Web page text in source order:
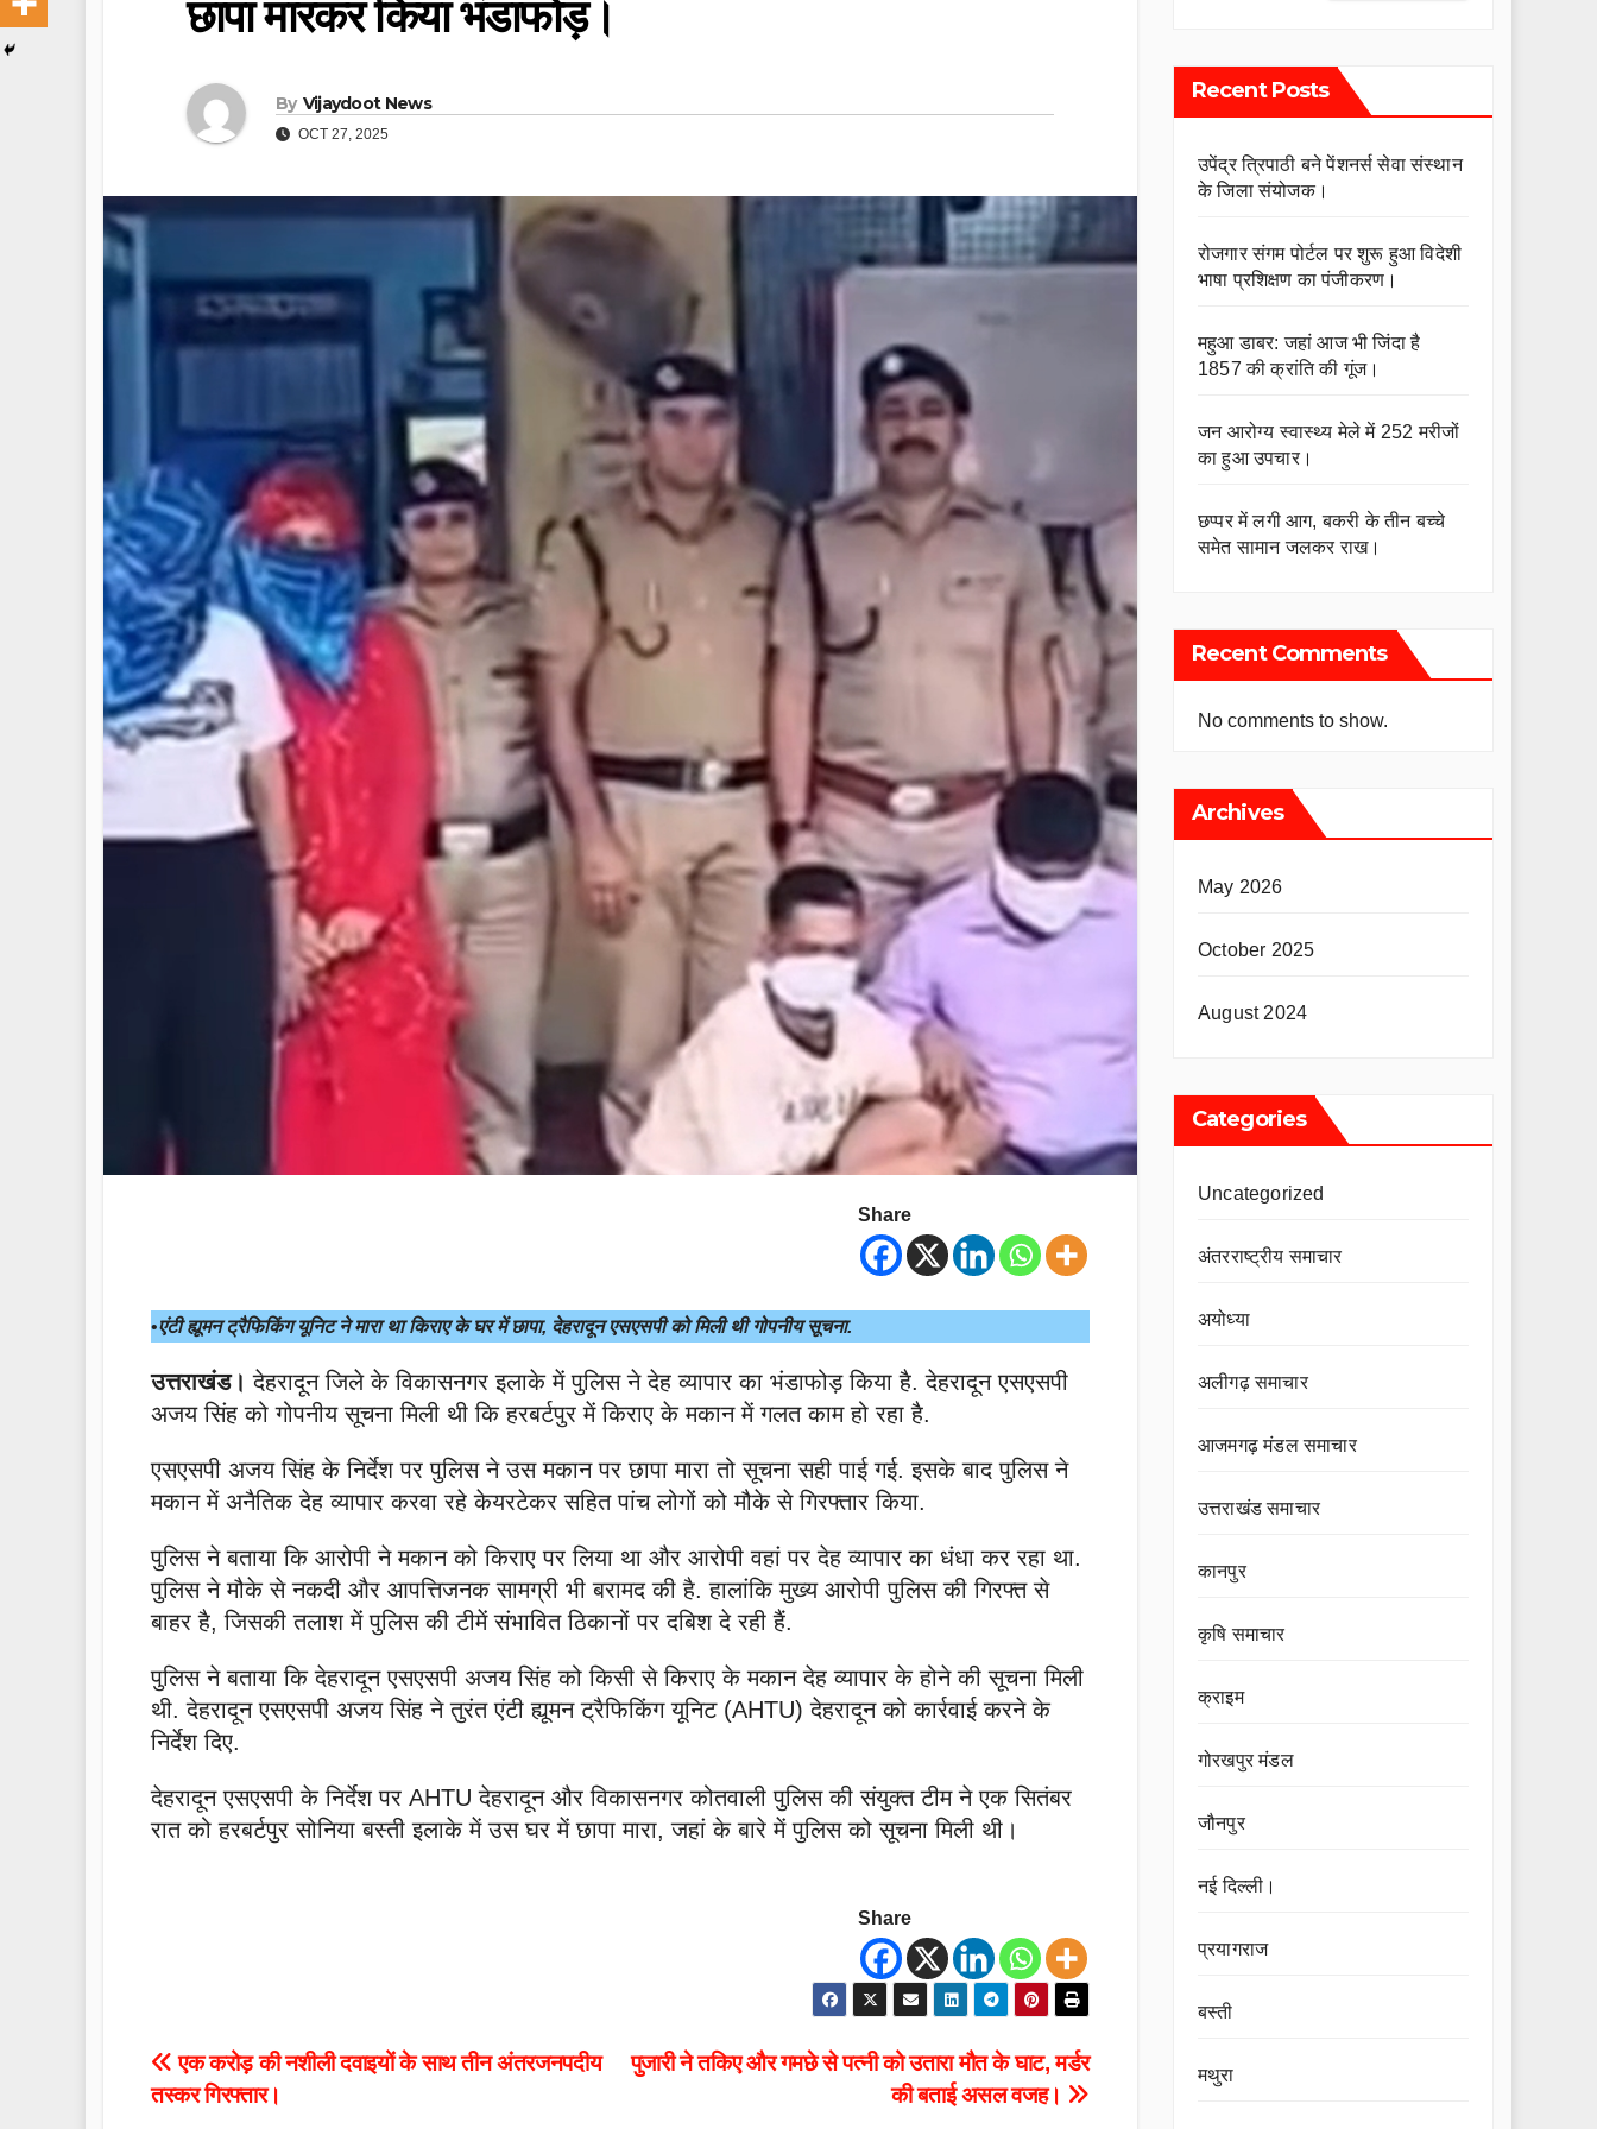
छापा मारकर किया भंडाफोड़।
By Vijaydoot News
OCT 27, 2025
Share
•एंटी ह्यूमन ट्रैफिकिंग यूनिट ने मारा था किराए के घर में छापा, देहरादून एसएसपी को मिली थी गोपनीय सूचना.
उत्तराखंड।देहरादून जिले के विकासनगर इलाके में पुलिस ने देह व्यापार का भंडाफोड़ किया है. देहरादून एसएसपी
अजय सिंह को गोपनीय सूचना मिली थी कि हरबर्टपुर में किराए के मकान में गलत काम हो रहा है.
एसएसपी अजय सिंह के निर्देश पर पुलिस ने उस मकान पर छापा मारा तो सूचना सही पाई गई. इसके बाद पुलिस ने
मकान में अनैतिक देह व्यापार करवा रहे केयरटेकर सहित पांच लोगों को मौके से गिरफ्तार किया.
पुलिस ने बताया कि आरोपी ने मकान को किराए पर लिया था और आरोपी वहां पर देह व्यापार का धंधा कर रहा था.
पुलिस ने मौके से नकदी और आपत्तिजनक सामग्री भी बरामद की है. हालांकि मुख्य आरोपी पुलिस की गिरफ्त से
बाहर है, जिसकी तलाश में पुलिस की टीमें संभावित ठिकानों पर दबिश दे रही हैं.
पुलिस ने बताया कि देहरादून एसएसपी अजय सिंह को किसी से किराए के मकान देह व्यापार के होने की सूचना मिली
थी. देहरादून एसएसपी अजय सिंह ने तुरंत एंटी ह्यूमन ट्रैफिकिंग यूनिट (AHTU) देहरादून को कार्रवाई करने के
निर्देश दिए.
देहरादून एसएसपी के निर्देश पर AHTU देहरादून और विकासनगर कोतवाली पुलिस की संयुक्त टीम ने एक सितंबर
रात को हरबर्टपुर सोनिया बस्ती इलाके में उस घर में छापा मारा, जहां के बारे में पुलिस को सूचना मिली थी।
Share
Post
navigation
पुजारी ने तकिए और गमछे से पत्नी को उतारा मौत के घाट, मर्डर
की बताई असल वजह।
एक करोड़ की नशीली दवाइयों के साथ तीन अंतरजनपदीय
तस्कर गिरफ्तार।
Recent Posts
उपेंद्र त्रिपाठी बने पेंशनर्स सेवा संस्थान
के जिला संयोजक।
रोजगार संगम पोर्टल पर शुरू हुआ विदेशी
भाषा प्रशिक्षण का पंजीकरण।
महुआ डाबर: जहां आज भी जिंदा है
1857 की क्रांति की गूंज।
जन आरोग्य स्वास्थ्य मेले में 252 मरीजों
का हुआ उपचार।
छप्पर में लगी आग, बकरी के तीन बच्चे
समेत सामान जलकर राख।
Recent Comments
No comments to show.
Archives
May 2026
October 2025
August 2024
Categories
Uncategorized
अंतरराष्ट्रीय समाचार
अयोध्या
अलीगढ़ समाचार
आजमगढ़ मंडल समाचार
उत्तराखंड समाचार
कानपुर
कृषि समाचार
क्राइम
गोरखपुर मंडल
जौनपुर
नई दिल्ली।
प्रयागराज
बस्ती
मथुरा